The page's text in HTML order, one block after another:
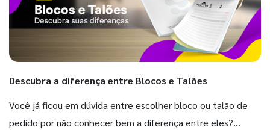
Descubra a diferença entre Blocos e Talões
Você já ficou em dúvida entre escolher bloco ou talão de
pedido por não conhecer bem a diferença entre eles?